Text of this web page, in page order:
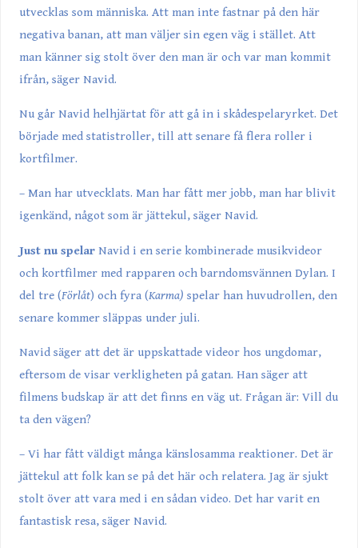
utvecklas som människa. Att man inte fastnar på den här
negativa banan, att man väljer sin egen väg i stället. Att
man känner sig stolt över den man är och var man kommit
ifrån, säger Navid.
Nu går Navid helhjärtat för att gå in i skådespelaryrket. Det
började med statistroller, till att senare få flera roller i
kortfilmer.
– Man har utvecklats. Man har fått mer jobb, man har blivit
igenkänd, något som är jättekul, säger Navid.
Just nu spelarNavid i en serie kombinerade musikvideor
och kortfilmer med rapparen och barndomsvännen Dylan. I
del tre (Förlåt) och fyra (Karma) spelar han huvudrollen, den
senare kommer släppas under juli.
Navid säger att det är uppskattade videor hos ungdomar,
eftersom de visar verkligheten på gatan. Han säger att
filmens budskap är att det finns en väg ut. Frågan är: Vill du
ta den vägen?
– Vi har fått väldigt många känslosamma reaktioner. Det är
jättekul att folk kan se på det här och relatera. Jag är sjukt
stolt över att vara med i en sådan video. Det har varit en
fantastisk resa, säger Navid.